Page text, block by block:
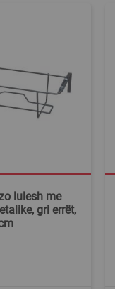
lulesh me
gri errët,